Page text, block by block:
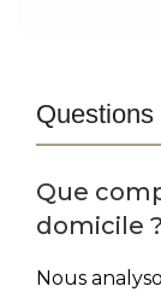
Que
domicile ?
Nous